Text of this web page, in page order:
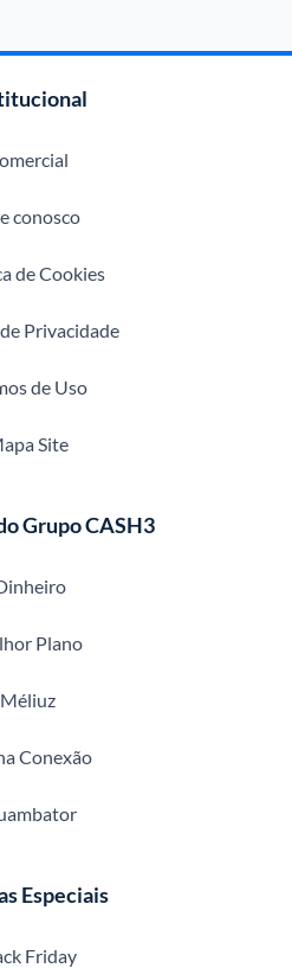
conosco
de Cookies
Privacidade
de Uso
Site
Grupo CASH3
Plano
Méliuz
Conexão
Especiais
Friday